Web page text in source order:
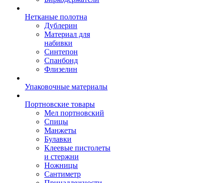
Нетканые полотна
Дублерин
Материал для
набивки
Синтепон
Спанбонд
Флизелин
Упаковочные материалы
Портновские товары
Мел портновский
Спицы
Манжеты
Булавки
Клеевые пистолеты
и стержни
Ножницы
Сантиметр